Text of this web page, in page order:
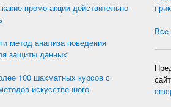
промо-акции действительно
метод анализа поведения
защиты данных
100 шахматных курсов с
искусственного
Все